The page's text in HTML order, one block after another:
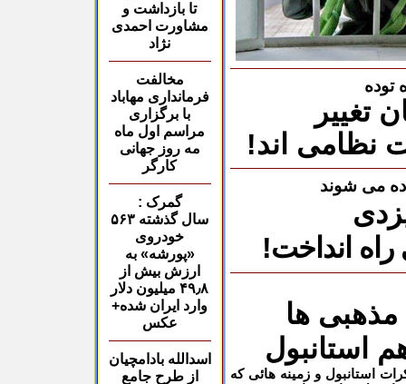
تا بازداشت و
مشاورت احمدی
نژاد
مخالفت
فرمانداری مهاباد
با برگزاری
مراسم اول ماه
مه روز جهانی
کارگر
گمرک :
سال گذشته ۵۶۳
خودروی
«پورشه» به
ارزش بیش از
۴۹٫۸
میلیون دلار
وارد ایران شده+
عکس
اسدالله بادامچيان
از طرح جامع
توده
تغییر
نظامی اند!
می شوند
راه انداخت!
ها
استانبول
استانبول و زمینه هائی که